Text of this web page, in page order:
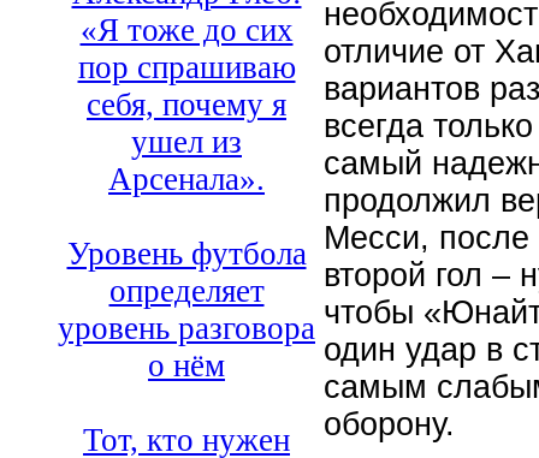
«Я тоже до сих
пор спрашиваю
себя, почему я
ушел из
Арсенала».
Уровень футбола
определяет
уровень разговора
о нём
Тот, кто нужен
отличие от
вариантов
всегда
самый
продолжил
Месси, после
второй гол –
чтобы
один удар в
самым
оборону.